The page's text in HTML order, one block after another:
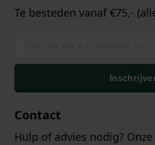
Te besteden vanaf €75,-
Contact
Hulp of advies nodig?